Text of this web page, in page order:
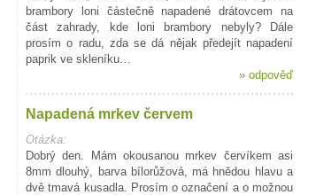
brambory loni částečně napadené drátovcem na
část zahrady, kde loni brambory nebyly? Dále
prosím o radu, zda se dá nějak předejít napadení
paprik ve skleníku…
» odpověď
Napadená mrkev červem
Otázka:
Dobrý den. Mám okousanou mrkev červíkem asi
8mm dlouhý, barva bílorůžová, má hnědou hlavu a
dvě tmavá kusadla. Prosím o označení a o možnou